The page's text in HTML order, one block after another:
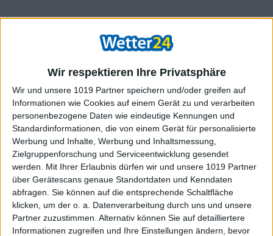
Wir respektieren Ihre Privatsphäre
Wir und unsere 1019 Partner speichern und/oder greifen auf
Informationen wie Cookies auf einem Gerät zu und verarbeiten
personenbezogene Daten wie eindeutige Kennungen und
Standardinformationen, die von einem Gerät für personalisierte
Werbung und Inhalte, Werbung und Inhaltsmessung,
Zielgruppenforschung und Serviceentwicklung gesendet
werden.
Mit Ihrer Erlaubnis dürfen wir und unsere 1019 Partner
über Gerätescans genaue Standortdaten und Kenndaten
abfragen. Sie können auf die entsprechende Schaltfläche
klicken, um der o. a. Datenverarbeitung durch uns und unsere
Partner zuzustimmen. Alternativ können Sie auf detailliertere
Informationen zugreifen und Ihre Einstellungen ändern, bevor